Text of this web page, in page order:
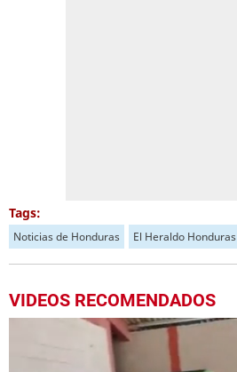
Tags:
Noticias de Honduras El Heraldo Honduras
VIDEOS RECOMENDADOS